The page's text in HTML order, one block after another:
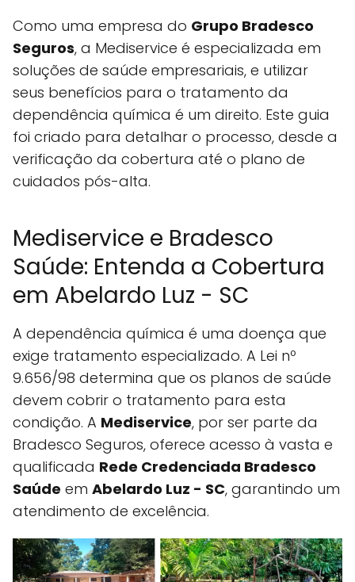
Como uma empresa do Grupo Bradesco
Seguros, a Mediservice é especializada em
soluções de saúde empresariais, e utilizar
seus benefícios para o tratamento da
dependência química é um direito. Este guia
foi criado para detalhar o processo, desde a
verificação da cobertura até o plano de
cuidados pós-alta.
Mediservice e Bradesco
Saúde: Entenda a Cobertura
em Abelardo Luz - SC
A dependência química é uma doença que
exige tratamento especializado. A Lei nº
9.656/98 determina que os planos de saúde
devem cobrir o tratamento para esta
condição. A Mediservice, por ser parte da
Bradesco Seguros, oferece acesso à vasta e
qualificada Rede Credenciada Bradesco
Saúde em Abelardo Luz - SC, garantindo um
atendimento de excelência.